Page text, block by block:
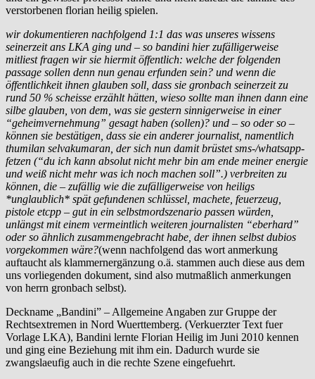
verstorbenen florian heilig spielen.
wir dokumentieren nachfolgend 1:1 das was unseres wissens
seinerzeit ans LKA ging und – so bandini hier zufälligerweise
mitliest fragen wir sie hiermit öffentlich: welche der folgenden
passage sollen denn nun genau erfunden sein? und wenn die
öffentlichkeit ihnen glauben soll, dass sie gronbach seinerzeit zu
rund 50 % scheisse erzählt hätten, wieso sollte man ihnen dann eine
silbe glauben, von dem, was sie gestern sinnigerweise in einer
“geheimvernehmung” gesagt haben (sollen)? und – so oder so –
können sie bestätigen, dass sie ein anderer journalist, namentlich
thumilan selvakumaran, der sich nun damit brüstet sms-/whatsapp-
fetzen (“du ich kann absolut nicht mehr bin am ende meiner energie
und weiß nicht mehr was ich noch machen soll”.) verbreiten zu
können, die – zufällig wie die zufälligerweise von heiligs
*unglaublich* spät gefundenen schlüssel, machete, feuerzeug,
pistole etcpp – gut in ein selbstmordszenario passen würden,
unlängst mit einem vermeintlich weiteren journalisten “eberhard”
oder so ähnlich zusammengebracht habe, der ihnen selbst dubios
vorgekommen wäre?(wenn nachfolgend das wort anmerkung
auftaucht als klammernergänzung o.ä. stammen auch diese aus dem
uns vorliegenden dokument, sind also mutmaßlich anmerkungen
von herrn gronbach selbst).
Deckname „Bandini” – Allgemeine Angaben zur Gruppe der
Rechtsextremen in Nord Wuerttemberg. (Verkuerzter Text fuer
Vorlage LKA), Bandini lernte Florian Heilig im Juni 2010 kennen
und ging eine Beziehung mit ihm ein. Dadurch wurde sie
zwangslaeufig auch in die rechte Szene eingefuehrt.